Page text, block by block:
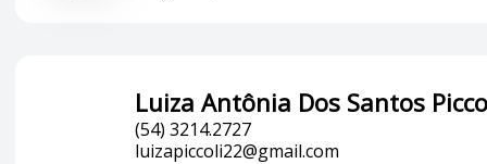
Luiza Antônia Dos Santos
(54) 3214.2727
luizapiccoli22@gmail.com